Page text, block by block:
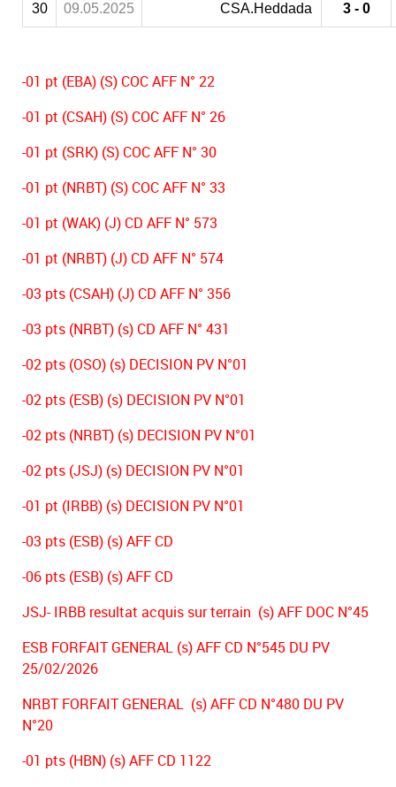
30 09.05.2025 CSA.Heddada 3 - 0
-01 pt (EBA) (S) COC AFF N° 22
-01 pt (CSAH) (S) COC AFF N° 26
-01 pt (SRK) (S) COC AFF N° 30
-01 pt (NRBT) (S) COC AFF N° 33
-01 pt (WAK) (J) CD AFF N° 573
-01 pt (NRBT) (J) CD AFF N° 574
-03 pts (CSAH) (J) CD AFF N° 356
-03 pts (NRBT) (s) CD AFF N° 431
-02 pts (OSO) (s) DECISION PV N°01
-02 pts (ESB) (s) DECISION PV N°01
-02 pts (NRBT) (s) DECISION PV N°01
-02 pts (JSJ) (s) DECISION PV N°01
-01 pt (IRBB) (s) DECISION PV N°01
-03 pts (ESB) (s) AFF CD
-06 pts (ESB) (s) AFF CD
JSJ- IRBB resultat acquis sur terrain (s) AFF DOC N°45
ESB FORFAIT GENERAL (s) AFF CD N°545 DU PV
25/02/2026
NRBT FORFAIT GENERAL (s) AFF CD N°480 DU PV
N°20
-01 pts (HBN) (s) AFF CD 1122